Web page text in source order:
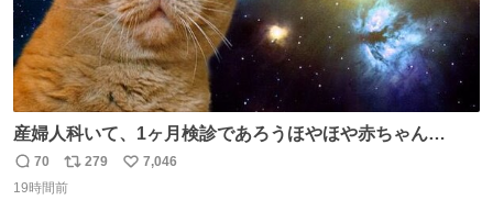
産婦人科いて、1ヶ月検診であろうほやほや赤ちゃん👩‍🍼
と推定2,3歳の女の子👧🏻をワンオペで連れてるママがいる
のだけども 女の子ずっとママの側から離れない…⁉️ 手を繋
返
信
70
リ
ポ
279
い
7,046
19時間前